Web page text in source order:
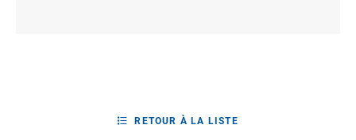
RETOUR À LA LISTE